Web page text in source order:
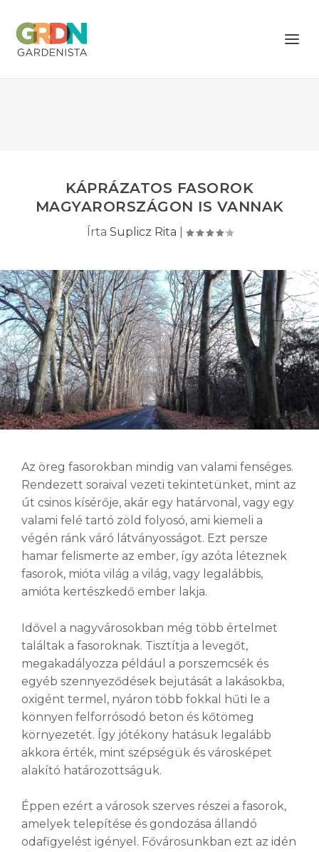
KÁPRÁZATOS FASOROK
MAGYARORSZÁGON IS VANNAK
Írta Suplicz Rita
Az öreg fasorokban mindig van valami fenséges.
Rendezett soraival vezeti tekintetünket, mint az
út csinos kísérője, akár egy határvonal, vagy egy
valami felé tartó zöld folyosó, ami kiemeli a
végén ránk váró látványosságot. Ezt persze
hamar felismerte az ember, így azóta léteznek
fasorok, mióta világ a világ, vagy legalábbis,
amióta kertészkedő ember lakja.
Idővel a nagyvárosokban még több értelmet
találtak a fasoroknak. Tisztítja a levegőt,
megakadályozza például a porszemcsék és
egyéb szennyeződések bejutását a lakásokba,
oxigént termel, nyáron több fokkal hűti le a
könnyen felforrósodó beton és kőtömeg
környezetét. Így jótékony hatásuk legalább
akkora érték, mint szépségük és városképet
alakító határozottságuk.
Éppen ezért a városok szerves részei a fasorok,
amelyek telepítése és gondozása állandó
odafigyelést igényel. Fővárosunkban ezt az idén